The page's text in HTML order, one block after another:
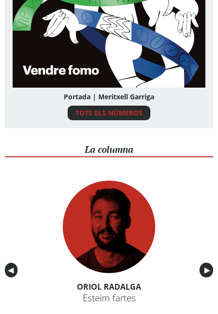
Portada | Meritxell Garriga
TOTS ELS NÚMEROS
La columna
Anterior
◀︎ ▶︎
ORIOL RADALGA
Esteim fartes